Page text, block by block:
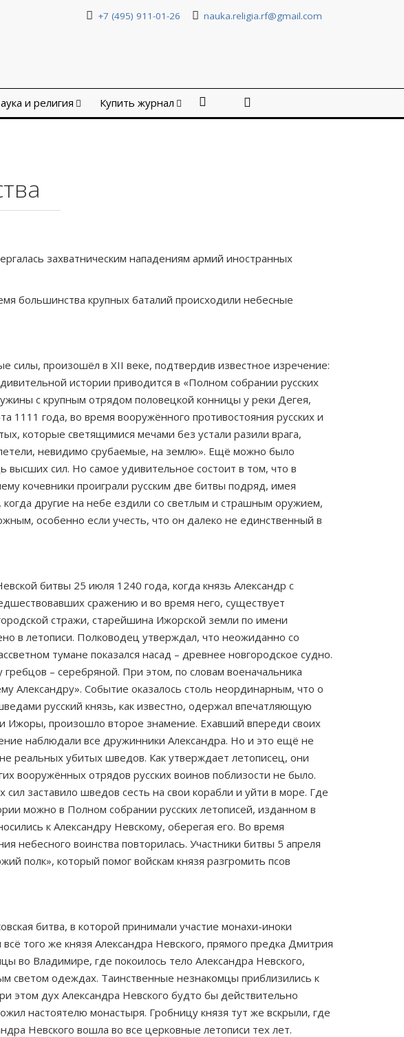
+7 (495) 911-01-26 nauka.religia.rf@gmail.com
и религия Купить журнал
захватническим нападениям армий иностранных
большинства крупных баталий происходили небесные
силы, произошёл в XII веке, подтвердив известное изречение:
истории приво­дится в «Полном собрании русских
с крупным отрядом половецкой конницы у реки Дегея,
1111 года, во время вооружённого противостояния русских и
которые светящимися мечами без устали разили врага,
летели, невидимо срубаемые, на землю». Ещё можно было
сил. Но самое удивительное состоит в том, что в
кочевники проиграли русским две битвы подряд, имея
другие на небе ездили со светлым и страшным оружием,
особенно если учесть, что он далеко не единственный в
битвы 25 июля 1240 года, когда князь Александр с
сражению и во время него, существует
стражи, старейшина Ижорской земли по имени
в летописи. Полководец утверждал, что неожиданно со
тумане показался насад – древнее новгородское судно.
– серебряной. При этом, по словам военачальника
Александру». Событие оказалось столь неординарным, что о
русский князь, как известно, одержал впечатляющую
Ижоры, произошло второе знамение. Ехавший впереди своих
наблюдали все дружинники Александра. Но и это ещё не
реальных убитых шведов. Как утверждает летописец, они
вооружённых отрядов русских воинов поблизости не было.
заставило шведов сесть на свои корабли и уйти в море. Где
можно в Полном собрании русских летописей, изданном в
к Александру Невскому, оберегая его. Во время
небесного воинства повторилась. Участники битвы 5 апреля
полк», который помог войскам князя разгромить псов
битва, в которой принимали участие монахи-иноки
того же князя Александра Невского, прямого предка Дмитрия
во Владимире, где покоилось тело Александра Невского,
светом одеждах. Таинственные незнакомцы приблизились к
этом дух Александра Невского будто бы действительно
настоятелю монастыря. Гробницу князя тут же вскрыли, где
Невского вошла во все церковные летописи тех лет.